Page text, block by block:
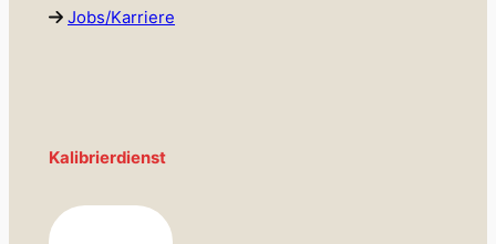
Jobs/Karriere
Kalibrierdienst